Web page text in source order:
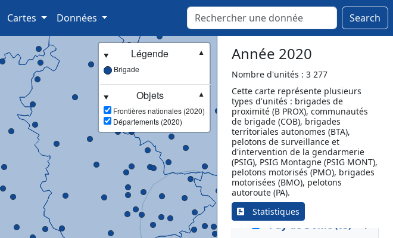
Cartes Données Search
Légende
▼
Brigade
Objets
▼
Frontières nationales (2020)
Départements (2020)
Année 2020
Nombre d'unités : 3 277
Cette carte représente plusieurs
types d'unités : brigades de
proximité (B PROX), communautés
de brigade (COB), brigades
territoriales autonomes (BTA),
pelotons de surveillance et
d'intervention de la gendarmerie
(PSIG), PSIG Montagne (PSIG MONT),
pelotons motorisés (PMO), brigades
motorisées (BMO), pelotons
autoroute (PA).
Statistiques
Merlimont
Neufchâtel-Hardelot
Oye-Plage
Pas-en-Artois
Saint-Pol-sur-Ternoise
Saint-Venant
Samer
Vimy
Vis-en-Artois
Vitry-en-Artois
Wancourt
Wizernes
Puy-de-Dôme (63) ▾